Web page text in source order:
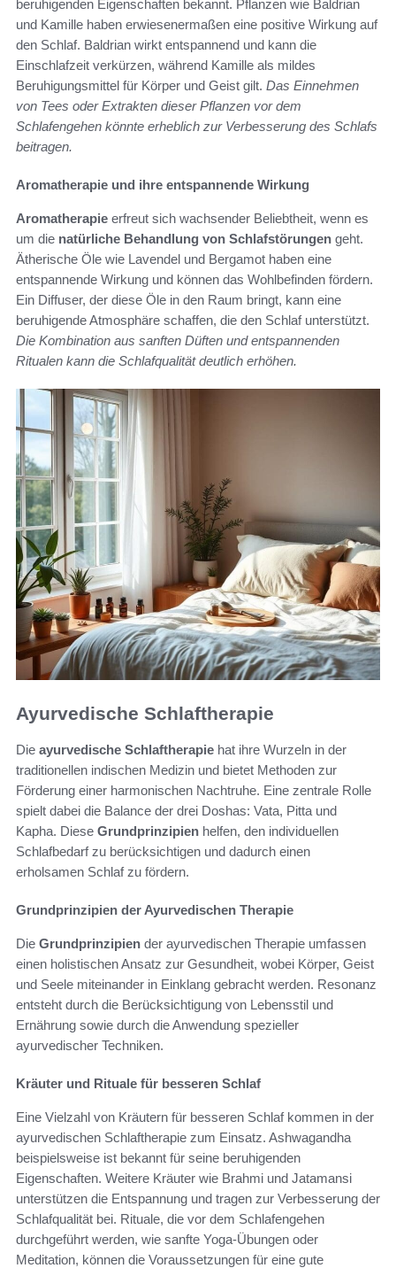
beruhigenden Eigenschaften bekannt. Pflanzen wie Baldrian
und Kamille haben erwiesenermaßen eine positive Wirkung auf
den Schlaf. Baldrian wirkt entspannend und kann die
Einschlafzeit verkürzen, während Kamille als mildes
Beruhigungsmittel für Körper und Geist gilt. Das Einnehmen
von Tees oder Extrakten dieser Pflanzen vor dem
Schlafengehen könnte erheblich zur Verbesserung des Schlafs
beitragen.
Aromatherapie und ihre entspannende Wirkung
Aromatherapie erfreut sich wachsender Beliebtheit, wenn es
um die natürliche Behandlung von Schlafstörungen geht.
Ätherische Öle wie Lavendel und Bergamot haben eine
entspannende Wirkung und können das Wohlbefinden fördern.
Ein Diffuser, der diese Öle in den Raum bringt, kann eine
beruhigende Atmosphäre schaffen, die den Schlaf unterstützt.
Die Kombination aus sanften Düften und entspannenden
Ritualen kann die Schlafqualität deutlich erhöhen.
Ayurvedische Schlaftherapie
Die ayurvedische Schlaftherapie hat ihre Wurzeln in der
traditionellen indischen Medizin und bietet Methoden zur
Förderung einer harmonischen Nachtruhe. Eine zentrale Rolle
spielt dabei die Balance der drei Doshas: Vata, Pitta und
Kapha. Diese Grundprinzipien helfen, den individuellen
Schlafbedarf zu berücksichtigen und dadurch einen
erholsamen Schlaf zu fördern.
Grundprinzipien der Ayurvedischen Therapie
Die Grundprinzipien der ayurvedischen Therapie umfassen
einen holistischen Ansatz zur Gesundheit, wobei Körper, Geist
und Seele miteinander in Einklang gebracht werden. Resonanz
entsteht durch die Berücksichtigung von Lebensstil und
Ernährung sowie durch die Anwendung spezieller
ayurvedischer Techniken.
Kräuter und Rituale für besseren Schlaf
Eine Vielzahl von Kräutern für besseren Schlaf kommen in der
ayurvedischen Schlaftherapie zum Einsatz. Ashwagandha
beispielsweise ist bekannt für seine beruhigenden
Eigenschaften. Weitere Kräuter wie Brahmi und Jatamansi
unterstützen die Entspannung und tragen zur Verbesserung der
Schlafqualität bei. Rituale, die vor dem Schlafengehen
durchgeführt werden, wie sanfte Yoga-Übungen oder
Meditation, können die Voraussetzungen für eine gute